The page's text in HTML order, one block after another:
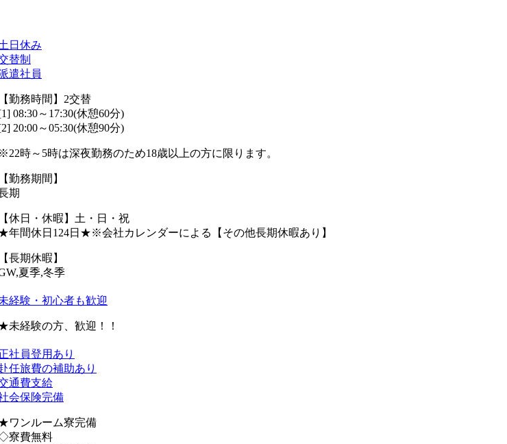
日休み
替制
遣社員
【勤務時間】2交替
08:30～17:30(休憩60分)
20:00～05:30(休憩90分)
※22時～5時は深夜勤務のため18歳以上の方に限ります。
【勤務期間】
期
【休日・休暇】土・日・祝
年間休日124日★※会社カレンダーによる【その他長期休暇あり】
【長期休暇】
夏季,冬季
経験・初心者も歓迎
未経験の方、歓迎！！
社員登用あり
任旅費の補助あり
通費支給
会保険完備
ワンルーム寮完備
寮費無料